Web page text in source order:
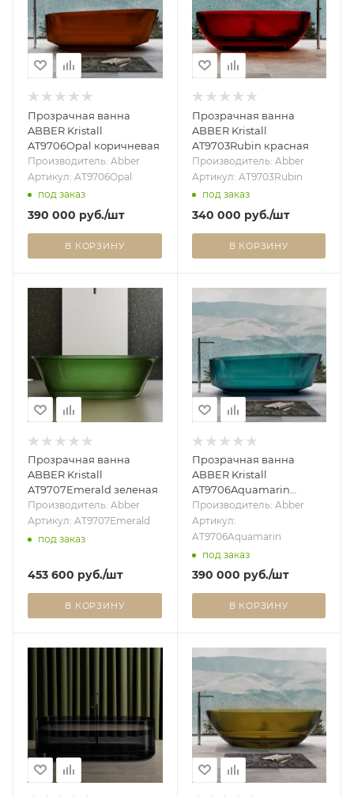
Прозрачная ванна
ABBER Kristall
AT9706Opal коричневая
Производитель: Abber
Артикул: AT9706Opal
под заказ
390 000 руб./шт
В КОРЗИНУ
Прозрачная ванна
ABBER Kristall
AT9703Rubin красная
Производитель: Abber
Артикул: AT9703Rubin
под заказ
340 000 руб./шт
В КОРЗИНУ
Прозрачная ванна
ABBER Kristall
AT9707Emerald зеленая
Производитель: Abber
Артикул: AT9707Emerald
под заказ
453 600 руб./шт
В КОРЗИНУ
Прозрачная ванна
ABBER Kristall
AT9706Aquamarin
бирюзовая
Производитель: Abber
Артикул:
AT9706Aquamarin
под заказ
390 000 руб./шт
В КОРЗИНУ